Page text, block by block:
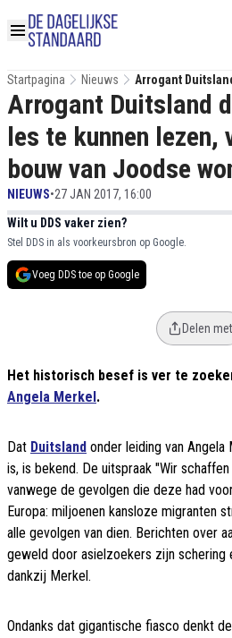
Startpagina Nieuws
Arrogant
Kunnen Lezen,
Woningen
Arrogant Duitsland
les te kunnen lezen,
bouw van Joodse
NIEUWS•27 JAN 2017, 16:00
Wilt u DDS vaker zien?
Stel DDS in als voorkeursbron op Google.
Voeg DDS toe op Google
Delen met
Het historisch besef is ver te
Angela Merkel .
Dat Duitsland onder leiding van
is, is bekend. De uitspraak "Wir
vanwege de gevolgen die deze had
Europa: miljoenen kansloze migranten
alle gevolgen van dien. Berichten over
geweld door asielzoekers zijn schering
dankzij Merkel.
Ondanks dat gigantische fiasco denkt